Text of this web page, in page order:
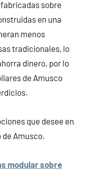
sobre
en una
menos
tradicionales, lo
dinero, por lo
de Amusco
que desee en
de Amusco.
modular sobre